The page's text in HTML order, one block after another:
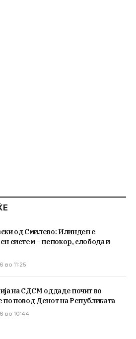
од Смилево: Илинден е
систем – непокор, слобода и
во 11:25
на СДСМ оддаде почит во
по повод Денот на Републиката
во 10:44